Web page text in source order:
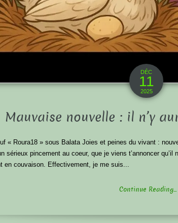
DÉC
11
2025
Mauvaise nouvelle : il n’y
« Roura18 » sous Balata Joies et peines du vivant :
sérieux pincement au coeur, que je viens t’annoncer qu’il
en couvaison. Effectivement, je me suis...
Continue Reading...